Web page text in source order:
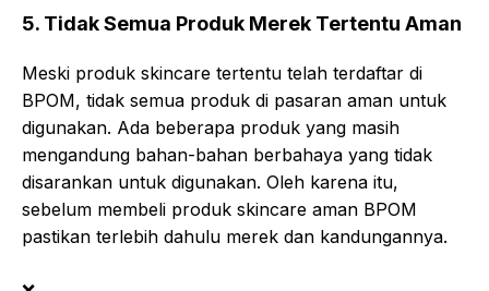
5. Tidak Semua Produk Merek Tertentu Aman
Meski produk skincare tertentu telah terdaftar di
BPOM, tidak semua produk di pasaran aman untuk
digunakan. Ada beberapa produk yang masih
mengandung bahan-bahan berbahaya yang tidak
disarankan untuk digunakan. Oleh karena itu,
sebelum membeli produk skincare aman BPOM
pastikan terlebih dahulu merek dan kandungannya.